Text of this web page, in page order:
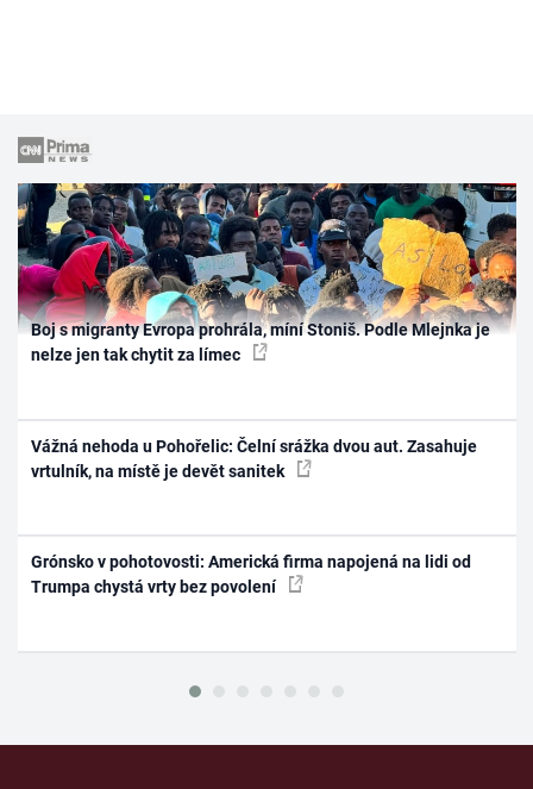
Boj s migranty Evropa prohrála, míní Stoniš. Podle Mlejnka je
nelze jen tak chytit za límec
Vážná nehoda u Pohořelic: Čelní srážka dvou aut. Zasahuje
vrtulník, na místě je devět sanitek
Grónsko v pohotovosti: Americká firma napojená na lidi od
Trumpa chystá vrty bez povolení